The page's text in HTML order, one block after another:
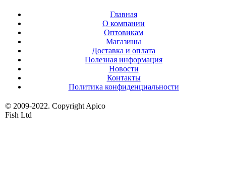
Главная
О компании
Оптовикам
Магазины
Доставка и оплата
Полезная информация
Новости
Контакты
Политика конфиденциальности
© 2009-2022. Copyright Apico
Fish Ltd